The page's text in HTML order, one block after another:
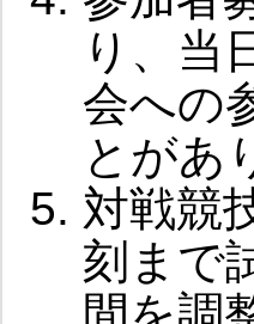
り、当
会への
とがあ
対戦競
刻まで
間を調